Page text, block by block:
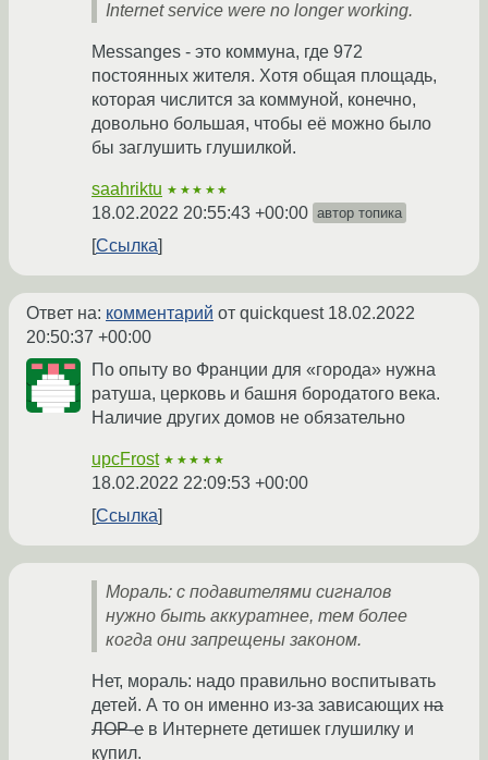
Internet service were no longer working.
Messanges - это коммуна, где 972
постоянных жителя. Хотя общая площадь,
которая числится за коммуной, конечно,
довольно большая, чтобы её можно было
бы заглушить глушилкой.
saahriktu ★★★★★
18.02.2022 20:55:43 +00:00 автор топика
Ссылка
Ответ на: комментарий от quickquest 18.02.2022
20:50:37 +00:00
По опыту во Франции для «города» нужна
ратуша, церковь и башня бородатого века.
Наличие других домов не обязательно
upcFrost ★★★★★
18.02.2022 22:09:53 +00:00
Ссылка
Мораль: с подавителями сигналов
нужно быть аккуратнее, тем более
когда они запрещены законом.
Нет, мораль: надо правильно воспитывать
детей. А то он именно из-за зависающих на
ЛОР-е в Интернете детишек глушилку и
купил.